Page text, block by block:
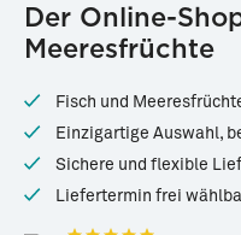
Lachs-Rückenfilet
(Sashimi-Qualität)
17,99 €*
89,95 € / kg
Der Online-
Meeresfrüchte
Fisch und
Einzigartige Auswahl,
Sichere und flexible
Liefertermin frei